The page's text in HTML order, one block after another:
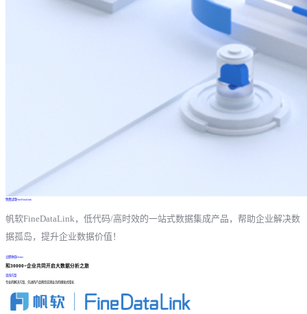
免费试用FineDataLink
帆软FineDataLink，低代码/高时效的一站式数据集成产品，帮助企业解决数
据孤岛，提升企业数据价值！
立即体验Demo
和30000+企业共同开启大数据分析之旅
咨询方案
专业的解决方案、先进的产品帮您实现业务的爆发式增长